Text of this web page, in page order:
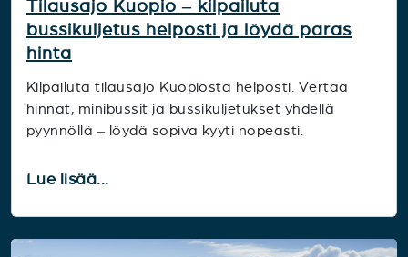
Tilausajo Kuopio – kilpailuta
bussikuljetus helposti ja löydä paras
hinta
Kilpailuta tilausajo Kuopiosta helposti. Vertaa
hinnat, minibussit ja bussikuljetukset yhdellä
pyynnöllä – löydä sopiva kyyti nopeasti.
Lue lisää...